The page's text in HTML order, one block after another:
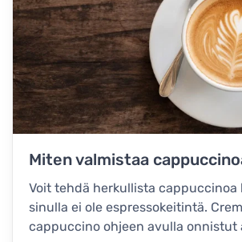
Miten valmistaa
Voit tehdä herkullista cappuccinoa
sinulla ei ole espressokeitintä.
cappuccino ohjeen avulla onnistut